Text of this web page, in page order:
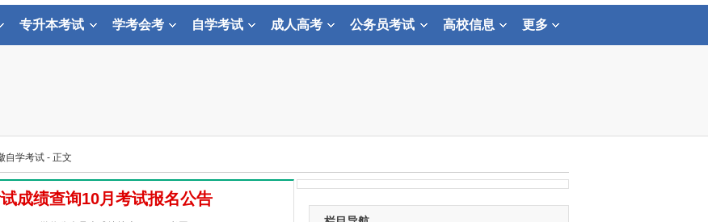
专升本考试 学考会考 自学考试 成人高考 公务员考试 高校信息 更多
自学考试 - 正文
成绩查询10月考试报名公告